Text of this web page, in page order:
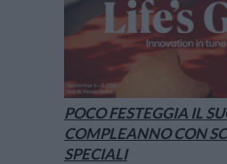
POCO FESTEGGIA IL
COMPLEANNO CON
SPECIALI